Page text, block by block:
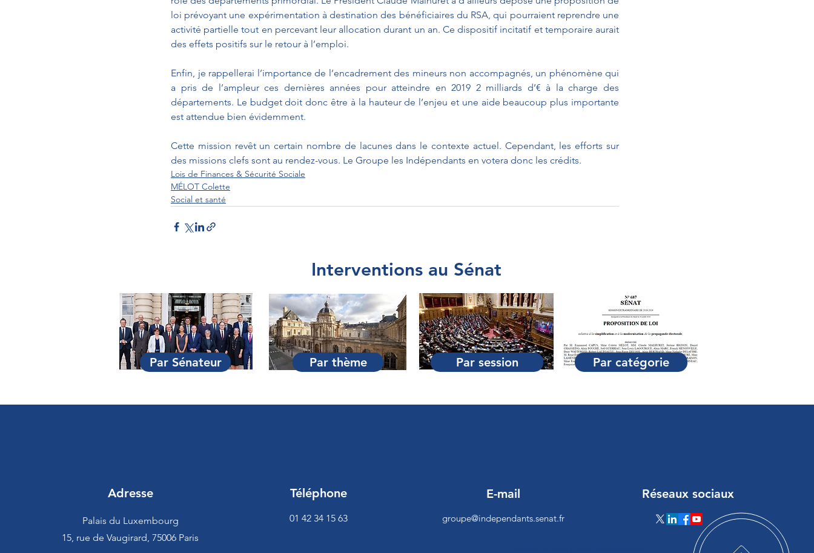
loi prévoyant une expérimentation à destination des bénéficiaires du RSA, qui pourraient reprendre une
activité partielle tout en percevant leur allocation durant un an. Ce dispositif incitatif et temporaire aurait
des effets positifs sur le retour à l’emploi.
Enfin, je rappellerai l’importance de l’encadrement des mineurs non accompagnés, un phénomène qui
a pris de l’ampleur ces dernières années pour atteindre en 2019 2 milliards d’€ à la charge des
départements. Le budget doit donc être à la hauteur de l’enjeu et une aide beaucoup plus importante
est attendue bien évidemment.
Cette mission revêt un certain nombre de lacunes dans le contexte actuel. Cependant, les efforts sur
des missions clefs sont au rendez-vous. Le Groupe les Indépendants en votera donc les crédits.
Lois de Finances & Sécurité Sociale
MÉLOT Colette
Social et santé
Interventions au Sénat
Par Sénateur Par thème Par session Par catégorie
Adresse
Palais du Luxembourg
15, rue de Vaugirard, 75006 Paris
Téléphone
01 42 34 15 63
E-mail
groupe@independants.senat.fr
Réseaux sociaux